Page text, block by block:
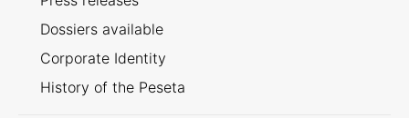
Dossiers available
Corporate Identity
History of the Peseta